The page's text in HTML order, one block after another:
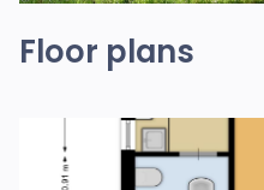
Floor plans